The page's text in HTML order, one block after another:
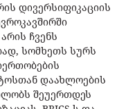
დივერსიფიკაციის
ჩვენს
სომხეთს სურს
დაახლოების
შეუერთდეს